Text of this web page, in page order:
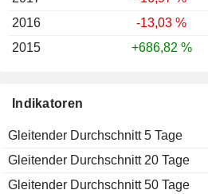
Indikatoren
Gleitender Durchschnitt 5 Tage
Gleitender Durchschnitt 20 Tage
Gleitender Durchschnitt 50 Tage
2016
-13,03 %
2015
+686,82 %